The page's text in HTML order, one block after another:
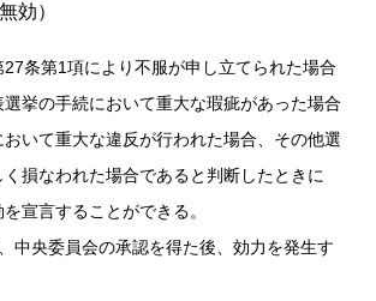
効）
条第1項により不服が申し立てられた場合
挙の手続において重大な瑕疵があった場合
おいて重大な違反が行われた場合、その他選
損なわれた場合であると判断したときに
宣言することができる。
中央委員会の承認を得た後、効力を発生す